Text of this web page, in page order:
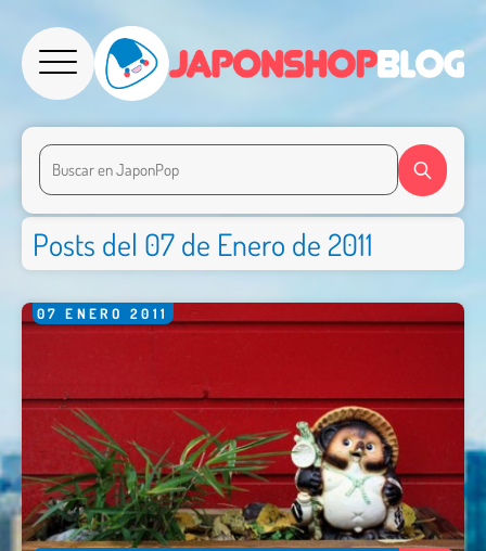
Posts del 07 de Enero de 2011
07 ENERO 2011